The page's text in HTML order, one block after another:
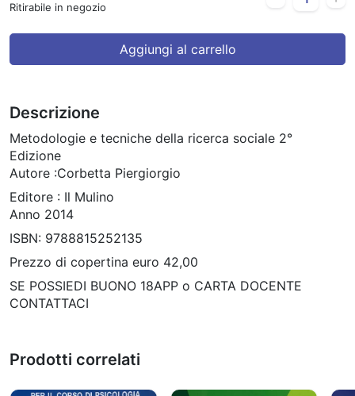
Ritirabile in negozio
Aggiungi al carrello
Descrizione
Metodologie e tecniche della ricerca sociale 2°
Edizione
Autore :Corbetta Piergiorgio
Editore : Il Mulino
Anno 2014
ISBN: 9788815252135
Prezzo di copertina euro 42,00
SE POSSIEDI BUONO 18APP o CARTA DOCENTE
CONTATTACI
Prodotti correlati